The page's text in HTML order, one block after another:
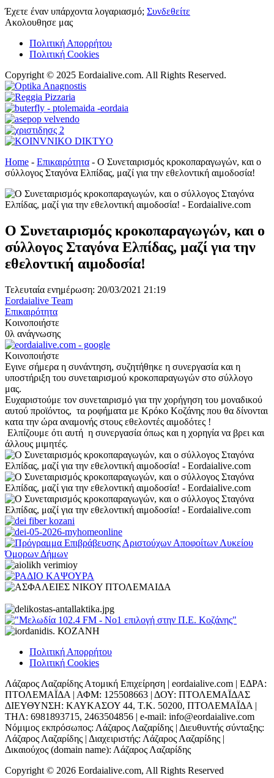
Έχετε έναν υπάρχοντα λογαριασμό; Συνδεθείτε
Ακολουθησε μας
Πολιτική Απορρήτου
Πολιτική Cookies
Copyright © 2025 Eordaialive.com. All Rights Reserved.
Home - Επικαιρότητα - Ο Συνεταιρισμός κροκοπαραγωγών, και ο
σύλλογος Σταγόνα Ελπίδας, μαζί για την εθελοντική αιμοδοσία!
Ο Συνεταιρισμός κροκοπαραγωγών, και ο
σύλλογος Σταγόνα Ελπίδας, μαζί για την
εθελοντική αιμοδοσία!
Τελευταία ενημέρωση: 20/03/2021 21:19
Eordaialive Team
Επικαιρότητα
Κοινοποιήστε
0λ ανάγνωσης
Κοινοποιήστε
Εγινε σήμερα η συνάντηση, συζητήθηκε η συνεργασία και η
υποστήριξη του συνεταιρισμού κροκοπαραγωγών στο σύλλογο
μας.
Ευχαριστούμε τον συνεταιρισμό για την χορήγηση του μοναδικού
αυτού προϊόντος, τα ροφήματα με Κρόκο Κοζάνης που θα δίνονται
κατα την ώρα αναμονής στους εθελοντές αιμοδότες !
Ελπίζουμε ότι αυτή η συνεργασία όπως και η χορηγία να βρει και
άλλους μιμητές.
Πολιτική Απορρήτου
Πολιτική Cookies
Λάζαρος Λαζαρίδης Ατομική Επιχείρηση | eordaialive.com | ΕΔΡΑ:
ΠΤΟΛΕΜΑΪΔΑ | ΑΦΜ: 125508663 | ΔΟΥ: ΠΤΟΛΕΜΑΪΔΑΣ
ΔΙΕΥΘΥΝΣΗ: ΚΑΥΚΑΣΟΥ 44, Τ.Κ. 50200, ΠΤΟΛΕΜΑΪΔΑ |
ΤΗΛ: 6981893715, 2463504856 | e-mail: info@eordaialive.com
Νόμιμος εκπρόσωπος: Λάζαρος Λαζαρίδης | Διευθυντής σύνταξης:
Λάζαρος Λαζαρίδης | Διαχειριστής: Λάζαρος Λαζαρίδης |
Δικαιούχος (domain name): Λάζαρος Λαζαρίδης
Copyright © 2026 Eordaialive.com, All Rights Reserved